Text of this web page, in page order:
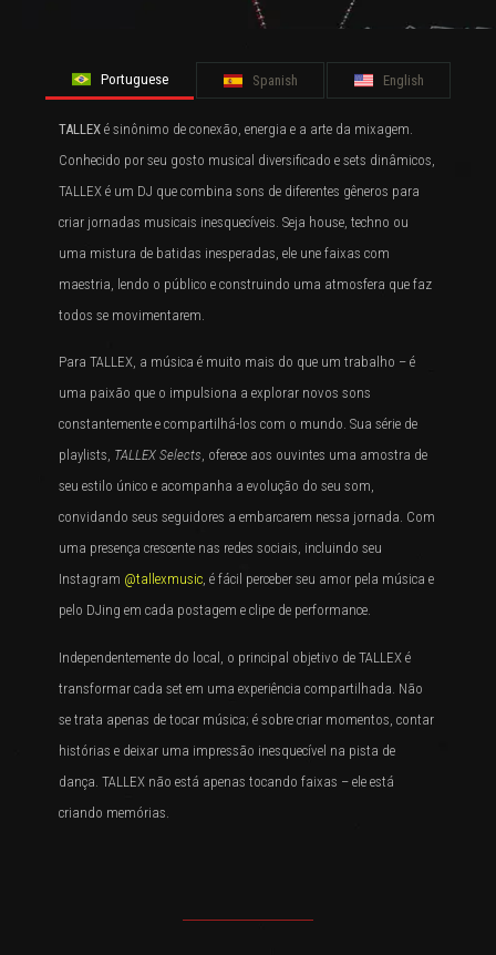
Portuguese Spanish English
TALLEX é sinônimo de conexão, energia e a arte da mixagem.
Conhecido por seu gosto musical diversificado e sets dinâmicos,
TALLEX é um DJ que combina sons de diferentes gêneros para
criar jornadas musicais inesquecíveis. Seja house, techno ou
uma mistura de batidas inesperadas, ele une faixas com
maestria, lendo o público e construindo uma atmosfera que faz
todos se movimentarem.
Para TALLEX, a música é muito mais do que um trabalho – é
uma paixão que o impulsiona a explorar novos sons
constantemente e compartilhá-los com o mundo. Sua série de
playlists, TALLEX Selects, oferece aos ouvintes uma amostra de
seu estilo único e acompanha a evolução do seu som,
convidando seus seguidores a embarcarem nessa jornada. Com
uma presença crescente nas redes sociais, incluindo seu
Instagram @tallexmusic, é fácil perceber seu amor pela música e
pelo DJing em cada postagem e clipe de performance.
Independentemente do local, o principal objetivo de TALLEX é
transformar cada set em uma experiência compartilhada. Não
se trata apenas de tocar música; é sobre criar momentos, contar
histórias e deixar uma impressão inesquecível na pista de
dança. TALLEX não está apenas tocando faixas – ele está
criando memórias.